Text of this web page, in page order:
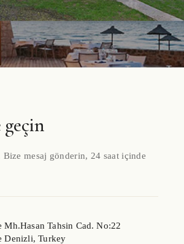
Bize mesaj gönderin, 24 saat içinde
Mh.Hasan Tahsin Cad. No:22
Denizli, Turkey